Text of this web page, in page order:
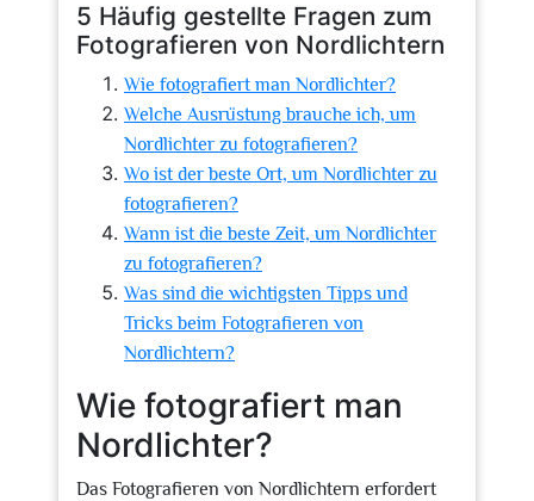
5 Häufig gestellte Fragen zum
Fotografieren von Nordlichtern
Wie fotografiert man Nordlichter?
Welche Ausrüstung brauche ich, um
Nordlichter zu fotografieren?
Wo ist der beste Ort, um Nordlichter zu
fotografieren?
Wann ist die beste Zeit, um Nordlichter
zu fotografieren?
Was sind die wichtigsten Tipps und
Tricks beim Fotografieren von
Nordlichtern?
Wie fotografiert man
Nordlichter?
Das Fotografieren von Nordlichtern erfordert